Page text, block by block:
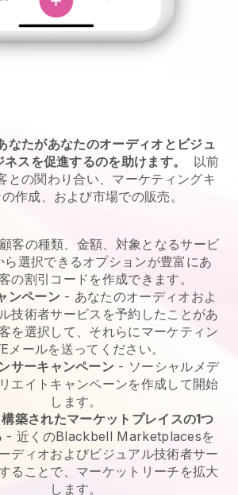
なたがあなたのオーディオとビジュ
スを促進するのを助けます。
以前
との関わり合い、マーケティングキ
作成、および市場での販売。
客の種類、金額、対象となるサービ
ら選択できるオプションが豊富にあ
の割引コードを作成できます。
ンペーン- あなたのオーディオおよ
技術者サービスを予約したことがあ
を選択して、それらにマーケティン
メールを送ってください。
サーキャンペーン - ソーシャルメデ
エイトキャンペーンを作成して開始
します。
構築されたマーケットプレイスの1つ
-近くのBlackbell Marketplacesを
ディオおよびビジュアル技術者サー
ることで、マーケットリーチを拡大
します。